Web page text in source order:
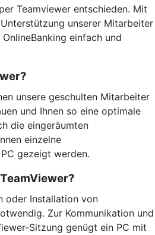
Teamviewer entschieden. Mit
unserer Mitarbeiter
einfach und
unsere geschulten Mitarbeiter
und Ihnen so eine optimale
die eingeräumten
einzelne
gezeigt werden.
oder Installation von
Zur Kommunikation und
Sitzung genügt ein PC mit